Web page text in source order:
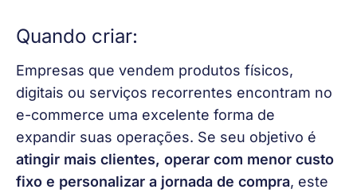
Quando criar:
Empresas que vendem produtos físicos,
digitais ou serviços recorrentes encontram no
e-commerce uma excelente forma de
expandir suas operações. Se seu objetivo é
atingir mais clientes, operar com menor custo
fixo e personalizar a jornada de compra, este